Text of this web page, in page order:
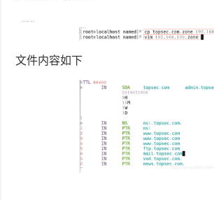
（７）：检测修改后的反向配置文件是否正确
Ok表明文件并没有错误
（８）重启DNS服务，使刚才的配置文件生效